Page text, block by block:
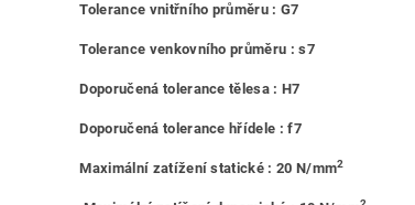
Tolerance vnitřního průměru : G7
Tolerance venkovního průměru : s7
Doporučená tolerance tělesa : H7
Doporučená tolerance hřídele : f7
Maximální zatížení statické : 20 N/mm2